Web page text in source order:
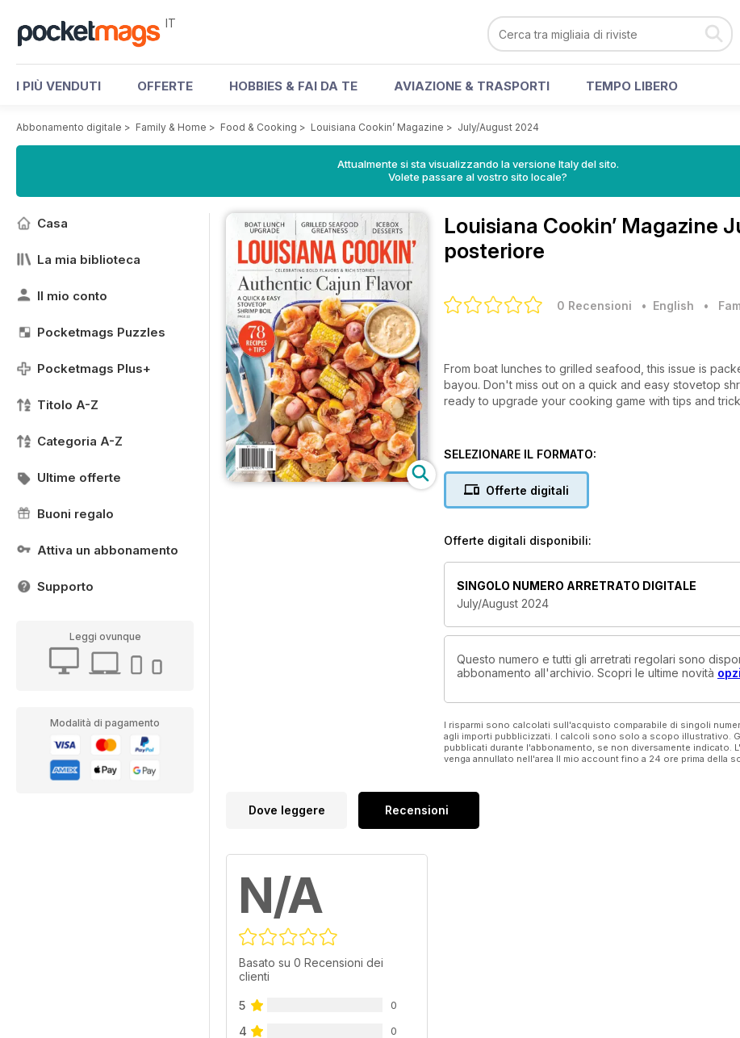
IT
I PIÙ VENDUTI OFFERTE HOBBIES & FAI DA TE AVIAZIONE & TRASPORTI TEMPO LIBERO
Abbonamento digitale > Family & Home > Food & Cooking > Louisiana Cookin’ Magazine > July/August 2024
Attualmente si sta visualizzando la versione Italy del sito.
Volete passare al vostro sito locale?
Casa
La mia biblioteca
Il mio conto
Pocketmags Puzzles
Pocketmags Plus+
Titolo A-Z
Categoria A-Z
Ultime offerte
Buoni regalo
Attiva un abbonamento
Supporto
Leggi ovunque
Modalità di pagamento
Louisiana Cookin’ Magazine
posteriore
0 Recensioni • English •
From boat lunches to grilled seafood, this issue is
bayou. Don't miss out on a quick and easy stovetop
ready to upgrade your cooking game with tips and
SELEZIONARE IL FORMATO:
Offerte digitali
Offerte digitali disponibili:
SINGOLO NUMERO ARRETRATO DIGITALE
July/August 2024
Questo numero e tutti gli arretrati regolari sono
abbonamento all'archivio. Scopri le ultime novità
I risparmi sono calcolati sull'acquisto comparabile di singoli
agli importi pubblicizzati. I calcoli sono solo a scopo illustrativo.
pubblicati durante l'abbonamento, se non diversamente indicato.
venga annullato nell'area Il mio account fino a 24 ore prima della
Dove leggere Recensioni
N/A
Basato su 0 Recensioni dei
clienti
5 0
4 0